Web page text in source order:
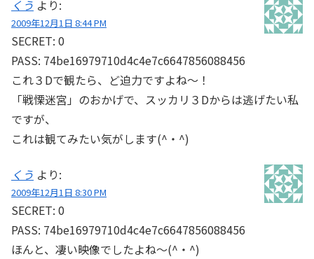
くう より:
2009年12月1日 8:44 PM
SECRET: 0
PASS: 74be16979710d4c4e7c6647856088456
これ３Dで観たら、ど迫力ですよね～！
「戦慄迷宮」のおかげで、スッカリ３Dからは逃げたい私
ですが、
これは観てみたい気がします(^・^)
くう より:
2009年12月1日 8:30 PM
SECRET: 0
PASS: 74be16979710d4c4e7c6647856088456
ほんと、凄い映像でしたよね～(^・^)